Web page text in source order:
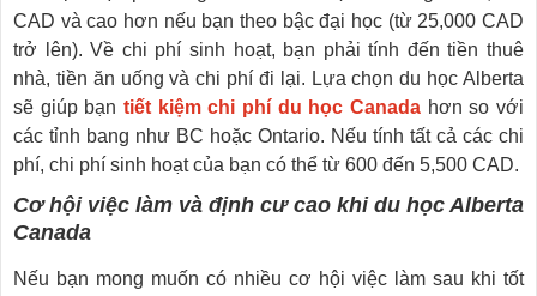
CAD và cao hơn nếu bạn theo bậc đại học (từ 25,000 CAD
trở lên). Về chi phí sinh hoạt, bạn phải tính đến tiền thuê
nhà, tiền ăn uống và chi phí đi lại. Lựa chọn du học Alberta
sẽ giúp bạn tiết kiệm chi phí du học Canada hơn so với
các tỉnh bang như BC hoặc Ontario. Nếu tính tất cả các chi
phí, chi phí sinh hoạt của bạn có thể từ 600 đến 5,500 CAD.
Cơ hội việc làm và định cư cao khi du học Alberta
Canada
Nếu bạn mong muốn có nhiều cơ hội việc làm sau khi tốt